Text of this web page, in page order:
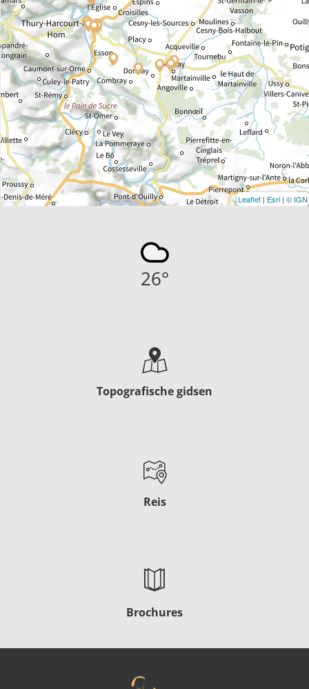
Leaflet | Esri | © IGN
26°
Topografische gidsen
Reis
Brochures